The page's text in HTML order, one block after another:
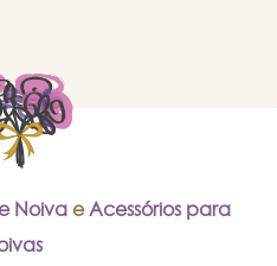
Noiva e Acessórios para